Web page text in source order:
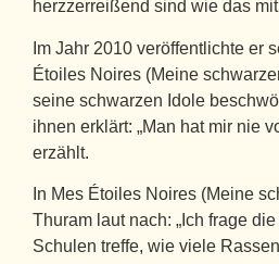
herzzerreißend sind wie das
Im Jahr 2010 veröffentlichte er
Étoiles Noires (Meine
seine schwarzen Idole
ihnen erklärt: „Man hat mir nie
erzählt.
In Mes Étoiles Noires (Meine
Thuram laut nach: „Ich frage
Schulen treffe, wie viele